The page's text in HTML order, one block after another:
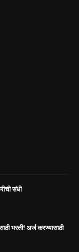
संधी
भरती! अर्ज करण्यासाठी